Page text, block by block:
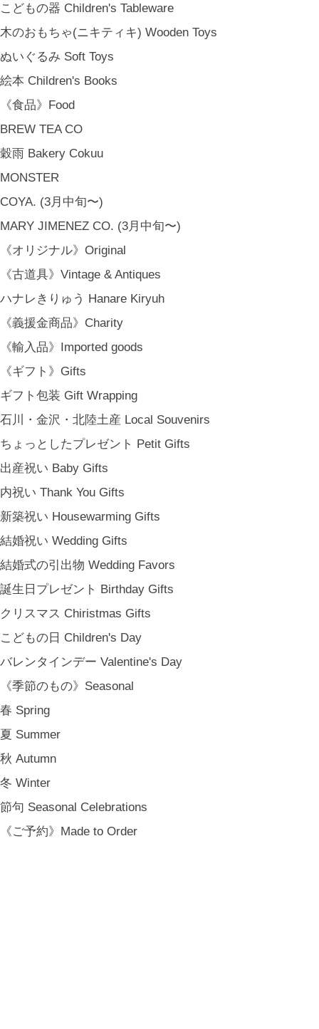
こどもの器 Children's Tableware
木のおもちゃ(ニキティキ) Wooden Toys
ぬいぐるみ Soft Toys
絵本 Children's Books
《食品》Food
BREW TEA CO
穀雨 Bakery Cokuu
MONSTER
COYA. (3月中旬〜)
MARY JIMENEZ CO. (3月中旬〜)
《オリジナル》Original
《古道具》Vintage & Antiques
ハナレきりゅう Hanare Kiryuh
《義援金商品》Charity
《輸入品》Imported goods
《ギフト》Gifts
ギフト包装 Gift Wrapping
石川・金沢・北陸土産 Local Souvenirs
ちょっとしたプレゼント Petit Gifts
出産祝い Baby Gifts
内祝い Thank You Gifts
新築祝い Housewarming Gifts
結婚祝い Wedding Gifts
結婚式の引出物 Wedding Favors
誕生日プレゼント Birthday Gifts
クリスマス Chiristmas Gifts
こどもの日 Children's Day
バレンタインデー Valentine's Day
《季節のもの》Seasonal
春 Spring
夏 Summer
秋 Autumn
冬 Winter
節句 Seasonal Celebrations
《ご予約》Made to Order
春 Spring
夏 Summer
秋 Autumn
冬 Winter
節句 Seasonal Celebrations
《ご予約》Made to Order